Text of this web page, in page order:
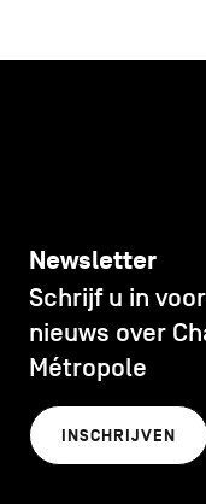
Newsletter
Schrijf u in
nieuws over
Métropole
INSCHRIJVEN